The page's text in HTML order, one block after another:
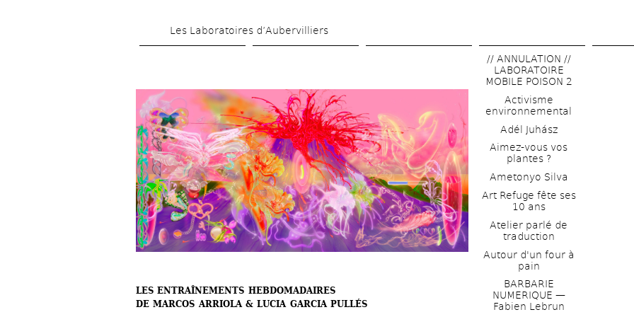
contenu
Les Laboratoires d’Aubervilliers
LES ENTRAÎNEMENTS HEBDOMADAIRES
DE MARCOS ARRIOLA & LUCIA GARCIA PULLÉS
// ANNULATION //
LABORATOIRE
MOBILE POISON 2
Activisme
environnemental
Adél Juhász
Aimez-vous vos
plantes ?
Ametonyo Silva
Art Refuge fête ses
10 ans
Atelier parlé de
traduction
Autour d'un four à
pain
BARBARIE
NUMERIQUE —
Fabien Lebrun